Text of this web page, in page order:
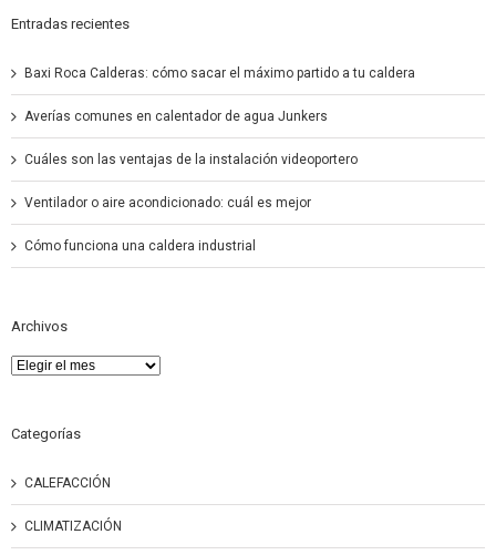
Entradas recientes
Baxi Roca Calderas: cómo sacar el máximo partido a tu caldera
Averías comunes en calentador de agua Junkers
Cuáles son las ventajas de la instalación videoportero
Ventilador o aire acondicionado: cuál es mejor
Cómo funciona una caldera industrial
Archivos
Archivos
Categorías
CALEFACCIÓN
CLIMATIZACIÓN